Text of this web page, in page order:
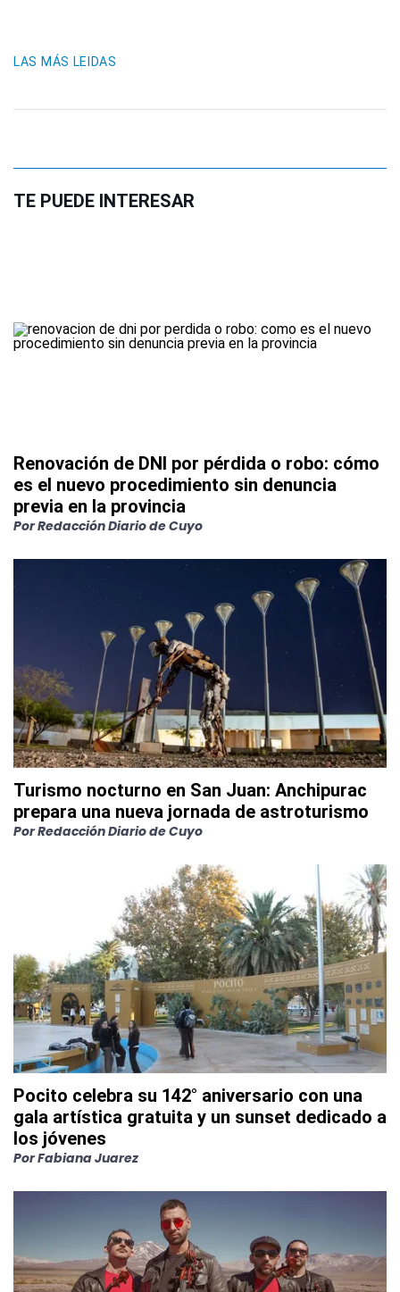
LAS MÁS LEIDAS
TE PUEDE INTERESAR
Renovación de DNI por pérdida o robo: cómo
es el nuevo procedimiento sin denuncia
previa en la provincia
PorRedacción Diario de Cuyo
Turismo nocturno en San Juan: Anchipurac
prepara una nueva jornada de astroturismo
PorRedacción Diario de Cuyo
Pocito celebra su 142° aniversario con una
gala artística gratuita y un sunset dedicado a
los jóvenes
PorFabiana Juarez